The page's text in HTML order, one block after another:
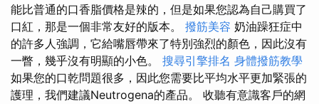
能比普通的口香脂價格是辣的，但是如果您認為自己購買了
口紅，那是一個非常友好的版本。 撥筋美容 奶油躁狂症中
的許多人強調，它給嘴唇帶來了特別強烈的顏色，因此沒有
一瞥，幾乎沒有明顯的小色。 搜尋引擎排名 身體撥筋教學
如果您的口乾問題很多，因此您需要比平均水平更加緊張的
護理，我們建議Neutrogena的產品。 收聽有意識客戶的網